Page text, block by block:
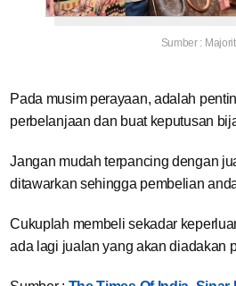
Sumber :
Pada musim perayaan, adalah
perbelanjaan dan buat keputusan
Jangan mudah terpancing dengan
ditawarkan sehingga pembelian
Cukuplah membeli sekadar
ada lagi jualan yang akan diadakan